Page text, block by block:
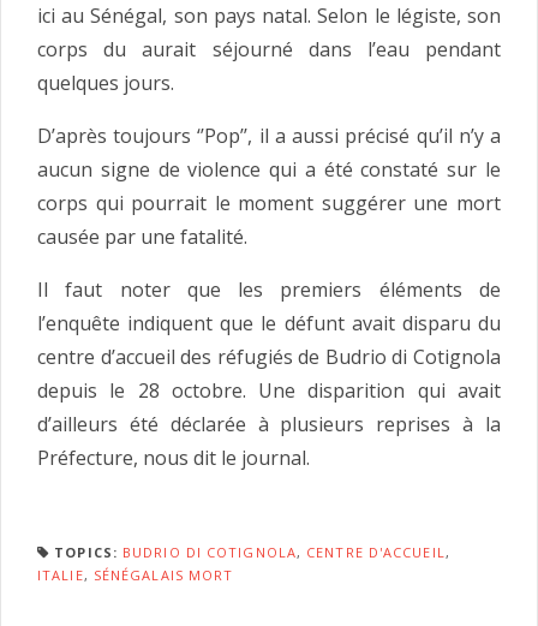
ici au Sénégal, son pays natal. Selon le légiste, son
corps du aurait séjourné dans l’eau pendant
quelques jours.
D’après toujours ‘’Pop’’, il a aussi précisé qu’il n’y a
aucun signe de violence qui a été constaté sur le
corps qui pourrait le moment suggérer une mort
causée par une fatalité.
Il faut noter que les premiers éléments de
l’enquête indiquent que le défunt avait disparu du
centre d’accueil des réfugiés de Budrio di Cotignola
depuis le 28 octobre. Une disparition qui avait
d’ailleurs été déclarée à plusieurs reprises à la
Préfecture, nous dit le journal.
TOPICS: BUDRIO DI COTIGNOLA, CENTRE D'ACCUEIL,
ITALIE, SÉNÉGALAIS MORT